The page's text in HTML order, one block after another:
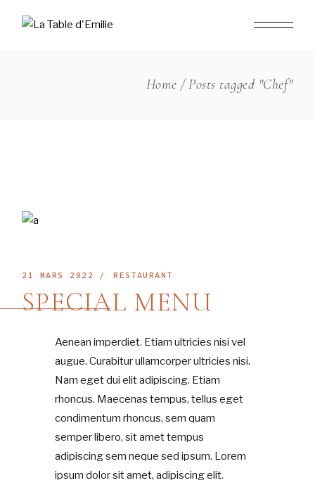
Home Posts tagged "Chef"
21 MARS 2022 RESTAURANT
SPECIAL MENU
Aenean imperdiet. Etiam ultricies nisi vel
augue. Curabitur ullamcorper ultricies nisi.
Nam eget dui elit adipiscing. Etiam
rhoncus. Maecenas tempus, tellus eget
condimentum rhoncus, sem quam
semper libero, sit amet tempus
adipiscing sem neque sed ipsum. Lorem
ipsum dolor sit amet, adipiscing elit.